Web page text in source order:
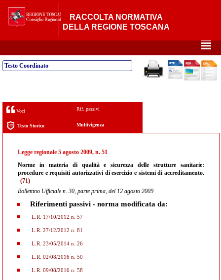
RACCOLTA NORMATIVA
DELLA REGIONE TOSCANA
²
Testo Coordinato
Voci Rif. passivi
Testo Storico Multivigenza
Legge regionale 5 agosto 2009, n. 51
Norme in materia di qualità e sicurezza delle strutture sanitarie:
procedure e requisiti autorizzativi di esercizio e sistemi di accreditamento.
(71)
Bollettino Ufficiale n. 30, parte prima, del 12 agosto 2009
Riferimenti passivi - norma modificata da:
L.R. 17/10/2012 n. 57
L.R. 27/12/2012 n. 81
L.R. 23/05/2014 n. 26
L.R. 02/08/2016 n. 50
L.R. 09/08/2016 n. 58